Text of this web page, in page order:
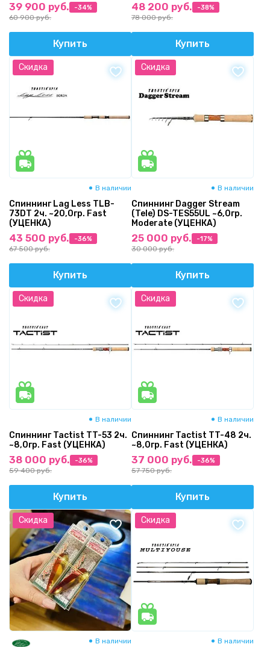
39 900 руб.
60 900 руб.
-34%
Купить
48 200 руб.
78 000 руб.
-38%
Купить
Скидка
В наличии
Спиннинг Lag Less TLB-
73DT 2ч. ~20,0гр. Fast
(УЦЕНКА)
43 500 руб.
67 500 руб.
-36%
Купить
Скидка
В наличии
Спиннинг Dagger Stream
(Tele) DS-TES55UL ~6,0гр.
Moderate (УЦЕНКА)
25 000 руб.
30 000 руб.
-17%
Купить
Скидка
В наличии
Спиннинг Tactist TT-53 2ч.
~8,0гр. Fast (УЦЕНКА)
38 000 руб.
59 400 руб.
-36%
Купить
Скидка
В наличии
Спиннинг Tactist TT-48 2ч.
~8,0гр. Fast (УЦЕНКА)
37 000 руб.
57 750 руб.
-36%
Купить
Скидка
В наличии
Скидка
В наличии